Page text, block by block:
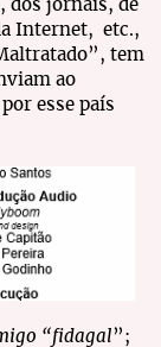
dos jornais, de
Internet, etc.,
tem
ao
esse país
“fidagal”;